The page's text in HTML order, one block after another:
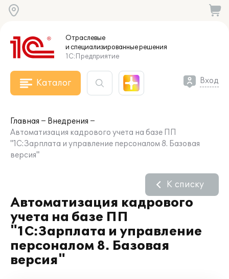
Отраслевые
и специализированныерешения
1С:Предприятие
Каталог Вход
Главная
Внедрения
Автоматизация кадрового учета на базе ПП
"1С:Зарплата и управление персоналом 8. Базовая
версия"
Автоматизация кадрового
учета на базе ПП
"1С:Зарплата и управление
персоналом 8. Базовая
версия"
К списку